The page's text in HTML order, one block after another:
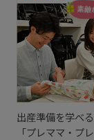
出産準備を学べ
「プレママ・プ